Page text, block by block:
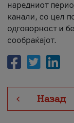
наредниот
канали, со цел
одговорност и
сообраќајот.
Назад